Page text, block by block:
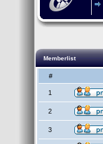
Memberlist
#
1
2
3